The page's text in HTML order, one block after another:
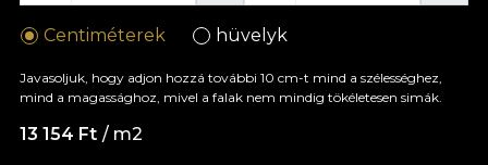
Centiméterek hüvelyk
Javasoljuk, hogy adjon hozzá további 10 cm-t mind a szélességhez,
mind a magassághoz, mivel a falak nem mindig tökéletesen simák.
13 154 Ft / m2